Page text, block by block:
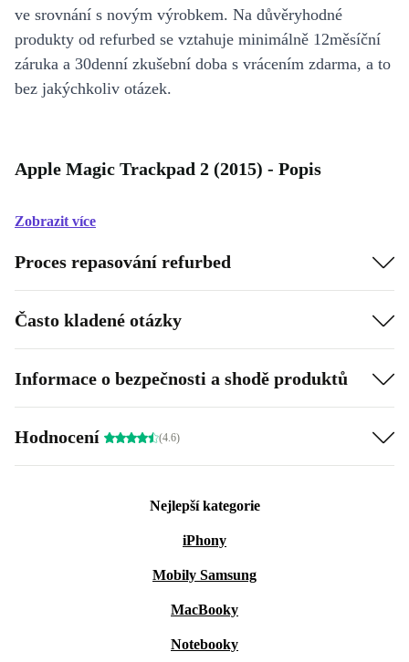
ve srovnání s novým výrobkem. Na důvěryhodné
produkty od refurbed se vztahuje minimálně 12měsíční
záruka a 30denní zkušební doba s vrácením zdarma, a to
bez jakýchkoliv otázek.
Apple Magic Trackpad 2 (2015) - Popis
Zobrazit více
Proces repasování refurbed
Často kladené otázky
Informace o bezpečnosti a shodě produktů
Hodnocení (4.6)
Nejlepší kategorie
iPhony
Mobily Samsung
MacBooky
Notebooky